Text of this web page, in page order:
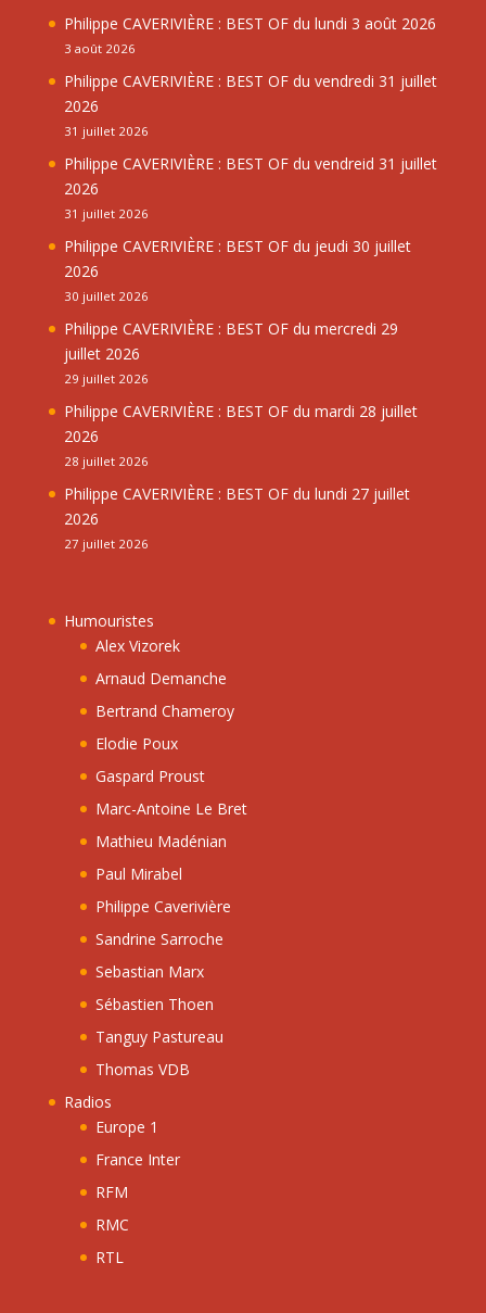
Philippe CAVERIVIÈRE : BEST OF du lundi 3 août 2026
3 août 2026
Philippe CAVERIVIÈRE : BEST OF du vendredi 31 juillet
2026
31 juillet 2026
Philippe CAVERIVIÈRE : BEST OF du vendreid 31 juillet
2026
31 juillet 2026
Philippe CAVERIVIÈRE : BEST OF du jeudi 30 juillet
2026
30 juillet 2026
Philippe CAVERIVIÈRE : BEST OF du mercredi 29
juillet 2026
29 juillet 2026
Philippe CAVERIVIÈRE : BEST OF du mardi 28 juillet
2026
28 juillet 2026
Philippe CAVERIVIÈRE : BEST OF du lundi 27 juillet
2026
27 juillet 2026
Humouristes
Alex Vizorek
Arnaud Demanche
Bertrand Chameroy
Elodie Poux
Gaspard Proust
Marc-Antoine Le Bret
Mathieu Madénian
Paul Mirabel
Philippe Caverivière
Sandrine Sarroche
Sebastian Marx
Sébastien Thoen
Tanguy Pastureau
Thomas VDB
Radios
Europe 1
France Inter
RFM
RMC
RTL